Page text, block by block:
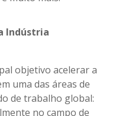
Indústria
objetivo acelerar a
uma das áreas de
de trabalho global:
no campo de